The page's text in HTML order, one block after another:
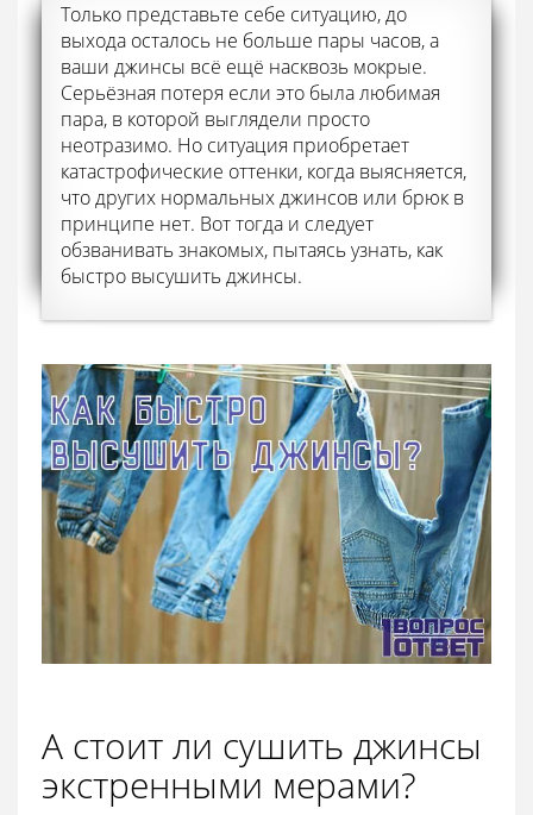
Только представьте себе ситуацию, до
выхода осталось не больше пары часов, а
ваши джинсы всё ещё насквозь мокрые.
Серьёзная потеря если это была любимая
пара, в которой выглядели просто
неотразимо. Но ситуация приобретает
катастрофические оттенки, когда выясняется,
что других нормальных джинсов или брюк в
принципе нет. Вот тогда и следует
обзванивать знакомых, пытаясь узнать, как
быстро высушить джинсы.
А стоит ли сушить джинсы
экстренными мерами?